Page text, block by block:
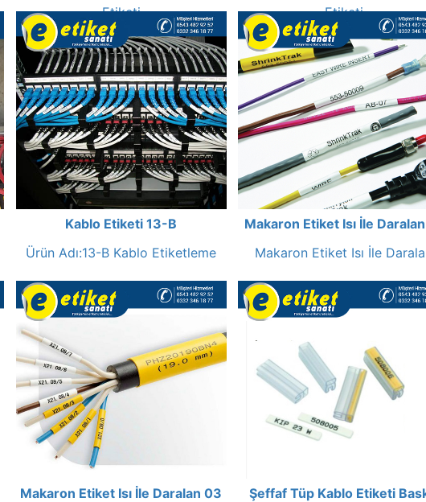
Etiketi
Etiketi
Kablo Etiketi 13-B
Ürün Adı:13-B Kablo Etiketleme
Makaron Etiket Isı İle
Makaron Etiket Isı İle
Makaron Etiket Isı İle Daralan 03
Şeffaf Tüp Kablo Etiketi